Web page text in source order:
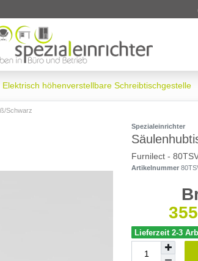
Elektrisch höhenverstellbare Schreibtischgestelle
Schwarz
Spezialeinrichter
Furnilect -
Artikelnummer
Lieferzeit 2-3